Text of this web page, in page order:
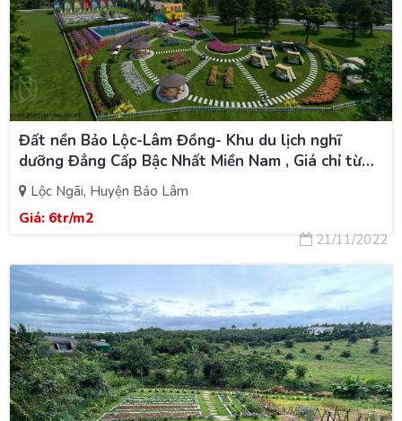
Đất nền Bảo Lộc-Lâm Đồng- Khu du lịch nghĩ
dưỡng Đẳng Cấp Bậc Nhất Miền Nam , Giá chỉ từ
6tr/1m.
Lộc Ngãi, Huyện Bảo Lâm
Giá: 6tr/m2
21/11/2022